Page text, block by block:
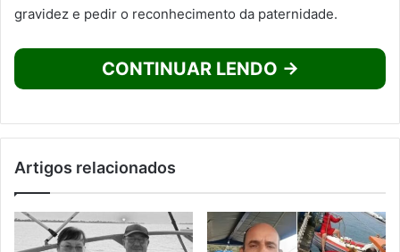
gravidez e pedir o reconhecimento da paternidade.
CONTINUAR LENDO →
Artigos relacionados